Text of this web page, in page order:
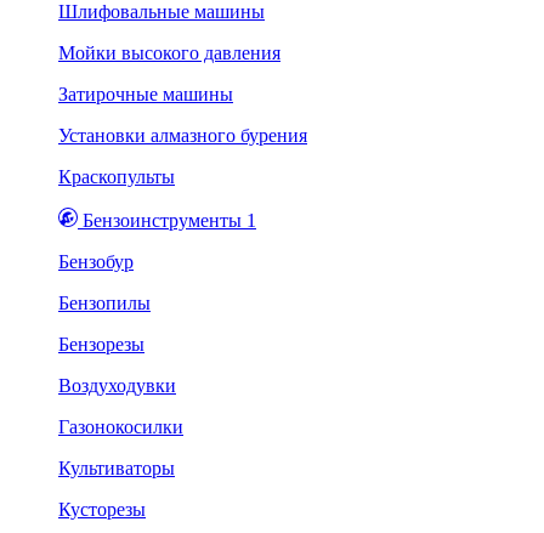
Шлифовальные машины
Мойки высокого давления
Затирочные машины
Установки алмазного бурения
Краскопульты
Бензоинструменты 1
Бензобур
Бензопилы
Бензорезы
Воздуходувки
Газонокосилки
Культиваторы
Кусторезы